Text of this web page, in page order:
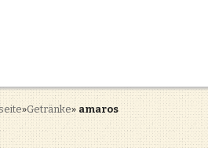
»Getränke»amaros